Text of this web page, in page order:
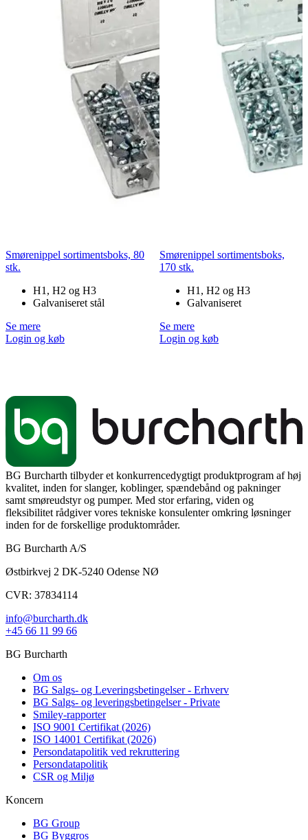
Smørenippel sortimentsboks, 80
stk.
H1, H2 og H3
Galvaniseret stål
Se mere
Login og køb
Smørenippel sortimentsboks,
170 stk.
H1, H2 og H3
Galvaniseret
Se mere
Login og køb
BG Burcharth tilbyder et konkurrencedygtigt produktprogram af høj
kvalitet, inden for slanger, koblinger, spændebånd og pakninger
samt smøreudstyr og pumper. Med stor erfaring, viden og
fleksibilitet rådgiver vores tekniske konsulenter omkring løsninger
inden for de forskellige produktområder.
BG Burcharth A/S
Østbirkvej 2 DK-5240 Odense NØ
CVR: 37834114
info@burcharth.dk
+45 66 11 99 66
BG Burcharth
Om os
BG Salgs- og Leveringsbetingelser - Erhverv
BG Salgs- og leveringsbetingelser - Private
Smiley-rapporter
ISO 9001 Certifikat (2026)
ISO 14001 Certifikat (2026)
Persondatapolitik ved rekruttering
Persondatapolitik
CSR og Miljø
Koncern
BG Group
BG Byggros